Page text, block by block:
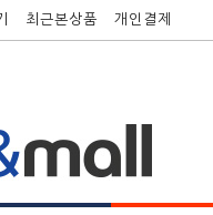
최근본상품 개인결제